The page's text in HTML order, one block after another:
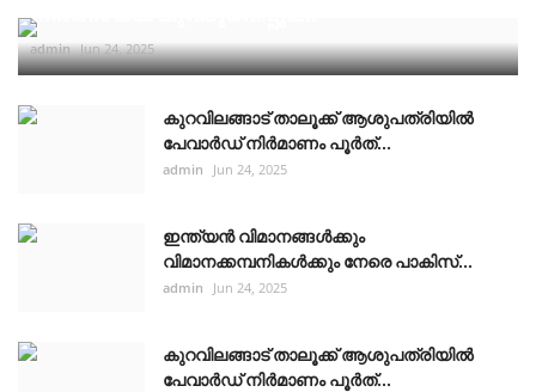
നിർണായക ചുവടുവെപ്പുമ...
admin Jun 24, 2025
കുറവിലങ്ങാട് താലൂക്ക് ആശുപത്രിയിൽ
പേവാർഡ് നിർമാണം പൂർത്...
admin Jun 24, 2025
ഇന്ത്യൻ വിമാനങ്ങൾക്കും
വിമാനക്കമ്പനികൾക്കും നേരെ പാകിസ്...
admin Jun 24, 2025
കുറവിലങ്ങാട് താലൂക്ക് ആശുപത്രിയിൽ
പേവാർഡ് നിർമാണം പൂർത്...